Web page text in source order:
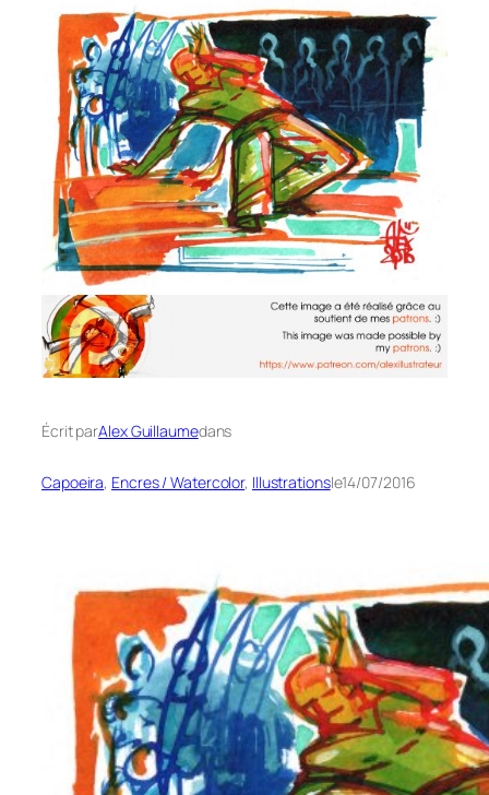
Écrit parAlex Guillaumedans
Capoeira, Encres / Watercolor, Illustrationsle14/07/2016